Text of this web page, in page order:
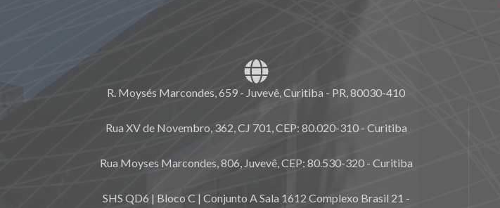
R. Moysés Marcondes, 659 - Juvevê, Curitiba - PR, 80030-410
Rua XV de Novembro, 362, CJ 701, CEP: 80.020-310 - Curitiba
Rua Moyses Marcondes, 806, Juvevê, CEP: 80.530-320 - Curitiba
SHS QD6 | Bloco C | Conjunto A Sala 1612 Complexo Brasil 21 -